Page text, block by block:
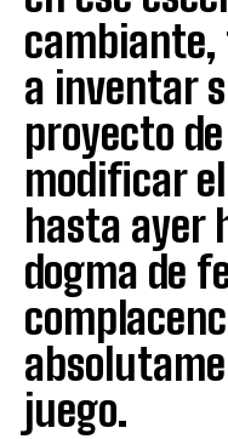
cambiante,
a inventar
proyecto
modificar
hasta ayer
dogma de
juego.